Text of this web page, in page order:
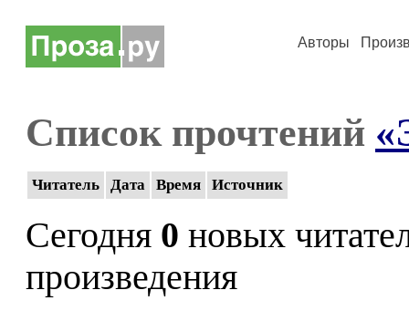
Авторы
Список прочтений
Читатель Дата Время Источник
Сегодня 0 новых
произведения